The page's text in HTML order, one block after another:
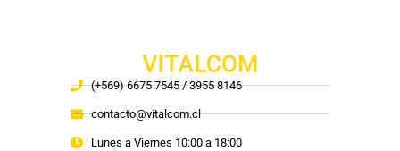
VITALCOM
(+569) 6675 7545 / 3955 8146
contacto@vitalcom.cl
Lunes a Viernes 10:00 a 18:00